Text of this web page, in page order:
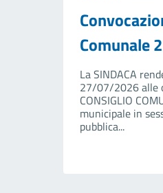
Comunale
La SINDACA
27/07/2026 alle
CONSIGLIO
municipale in
pubblica...